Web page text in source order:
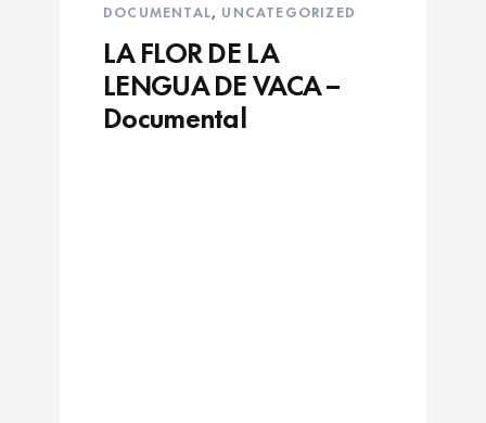
DOCUMENTAL, UNCATEGORIZED
LA FLOR DE LA
LENGUA DE VACA –
Documental